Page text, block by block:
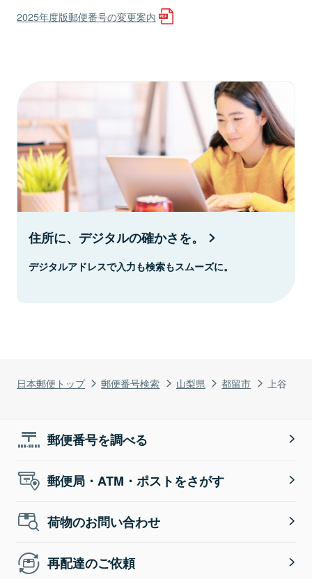
日本郵便トップ 郵便番号検索 山梨県 都留市 上谷
2025年度版郵便番号の変更案内
住所に、デジタルの確かさを。
デジタルアドレスで入力も検索もスムーズに。
郵便番号を調べる
郵便局・ATM・ポストをさがす
荷物のお問い合わせ
再配達のご依頼